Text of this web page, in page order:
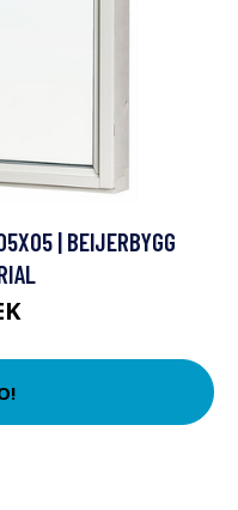
| BEIJERBYGG